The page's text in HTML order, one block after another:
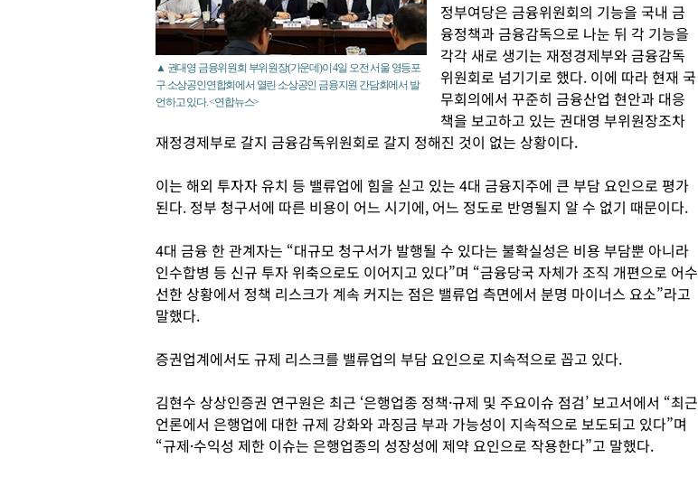
▲ 권대영 금융위원회 부위원장(가운데)이 4일 오전 서울 영등포
구 소상공인연합회에서 열린 소상공인 금융지원 간담회에서 발
언하고 있다. <연합뉴스>
정부여당은 금융위원회의 기능을 국내 금
융정책과 금융감독으로 나눈 뒤 각 기능을
각각 새로 생기는 재정경제부와 금융감독
위원회로 넘기기로 했다. 이에 따라 현재 국
무회의에서 꾸준히 금융산업 현안과 대응
책을 보고하고 있는 권대영 부위원장조차
재정경제부로 갈지 금융감독위원회로 갈지 정해진 것이 없는 상황이다.
이는 해외 투자자 유치 등 밸류업에 힘을 싣고 있는 4대 금융지주에 큰 부담 요인으로 평가
된다. 정부 청구서에 따른 비용이 어느 시기에, 어느 정도로 반영될지 알 수 없기 때문이다.
4대 금융 한 관계자는 “대규모 청구서가 발행될 수 있다는 불확실성은 비용 부담뿐 아니라
인수합병 등 신규 투자 위축으로도 이어지고 있다”며 “금융당국 자체가 조직 개편으로 어수
선한 상황에서 정책 리스크가 계속 커지는 점은 밸류업 측면에서 분명 마이너스 요소”라고
말했다.
증권업계에서도 규제 리스크를 밸류업의 부담 요인으로 지속적으로 꼽고 있다.
김현수 상상인증권 연구원은 최근 ‘은행업종 정책·규제 및 주요이슈 점검’ 보고서에서 “최근
언론에서 은행업에 대한 규제 강화와 과징금 부과 가능성이 지속적으로 보도되고 있다”며
“규제·수익성 제한 이슈는 은행업종의 성장성에 제약 요인으로 작용한다”고 말했다.